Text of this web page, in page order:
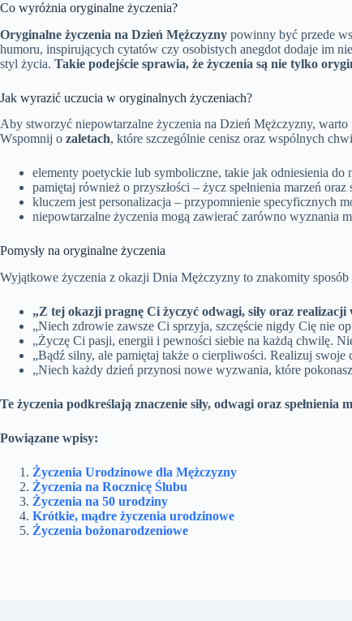
Co wyróżnia oryginalne życzenia?
Oryginalne życzenia na Dzień Mężczyzny powinny być przede
humoru, inspirujących cytatów czy osobistych anegdot dodaje im
styl życia. Takie podejście sprawia, że życzenia są nie tylko
Jak wyrazić uczucia w oryginalnych życzeniach?
Aby stworzyć niepowtarzalne życzenia na Dzień Mężczyzny, warto
Wspomnij o zaletach, które szczególnie cenisz oraz wspólnych
elementy poetyckie lub symboliczne, takie jak odniesienia
pamiętaj również o przyszłości – życz spełnienia marzeń
kluczem jest personalizacja – przypomnienie specyficznych
niepowtarzalne życzenia mogą zawierać zarówno wyznania
Pomysły na oryginalne życzenia
Wyjątkowe życzenia z okazji Dnia Mężczyzny to znakomity
„Z tej okazji pragnę Ci życzyć odwagi, siły oraz
„Niech zdrowie zawsze Ci sprzyja, szczęście nigdy Cię nie
„Życzę Ci pasji, energii i pewności siebie na każdą chwilę.
„Bądź silny, ale pamiętaj także o cierpliwości. Realizuj
„Niech każdy dzień przynosi nowe wyzwania, które
Te życzenia podkreślają znaczenie siły, odwagi oraz
Powiązane wpisy:
Życzenia Urodzinowe dla Mężczyzny
Życzenia na Rocznicę Ślubu
Życzenia na 50 urodziny
Krótkie, mądre życzenia urodzinowe
Życzenia bożonarodzeniowe